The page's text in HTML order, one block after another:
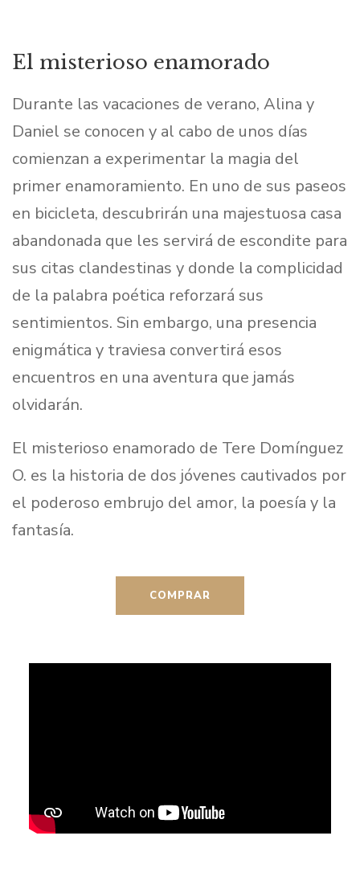
El misterioso enamorado
Durante las vacaciones de verano, Alina y
Daniel se conocen y al cabo de unos días
comienzan a experimentar la magia del
primer enamoramiento. En uno de sus paseos
en bicicleta, descubrirán una majestuosa casa
abandonada que les servirá de escondite para
sus citas clandestinas y donde la complicidad
de la palabra poética reforzará sus
sentimientos. Sin embargo, una presencia
enigmática y traviesa convertirá esos
encuentros en una aventura que jamás
olvidarán.
El misterioso enamorado de Tere Domínguez
O. es la historia de dos jóvenes cautivados por
el poderoso embrujo del amor, la poesía y la
fantasía.
COMPRAR